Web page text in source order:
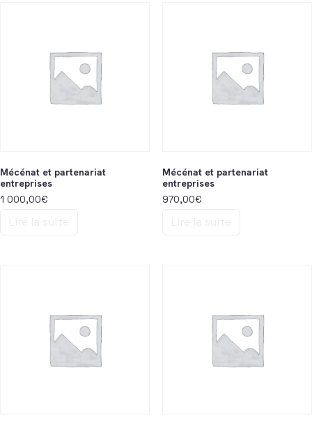
Mécénat et partenariat
entreprises
1 000,00€
Mécénat et partenariat
entreprises
970,00€